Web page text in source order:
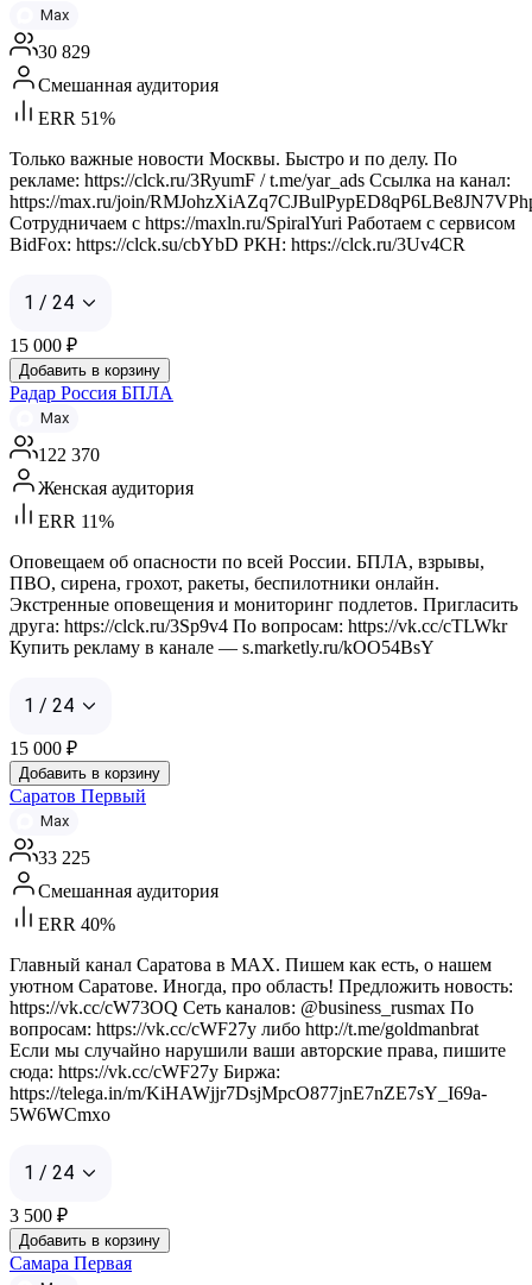
Max
30 829
Смешанная аудитория
ERR 51%
Только важные новости Москвы. Быстро и по делу. По
рекламе: https://clck.ru/3RyumF / t.me/yar_ads Ссылка на канал:
https://max.ru/join/
Сотрудничаем с https://maxln.ru/SpiralYuri Работаем с сервисом
BidFox: https://clck.su/cbYbD РКН: https://clck.ru/3Uv4CR
1 / 24
15 000 ₽
Добавить в корзину
Радар Россия БПЛА
Max
122 370
Женская аудитория
ERR 11%
Оповещаем об опасности по всей России. БПЛА, взрывы,
ПВО, сирена, грохот, ракеты, беспилотники онлайн.
Экстренные оповещения и мониторинг подлетов. Пригласить
друга: https://clck.ru/3Sp9v4 По вопросам: https://vk.cc/cTLWkr
Купить рекламу в канале — s.marketly.ru/kOO54BsY
1 / 24
15 000 ₽
Добавить в корзину
Саратов Первый
Max
33 225
Смешанная аудитория
ERR 40%
Главный канал Саратова в MAX. Пишем как есть, о нашем
уютном Саратове. Иногда, про область! Предложить новость:
https://vk.cc/cW73OQ Сеть каналов: @business_rusmax По
вопросам: https://vk.cc/cWF27y либо http://t.me/goldmanbrat
Если мы случайно нарушили ваши авторские права, пишите
сюда: https://vk.cc/cWF27y Биржа:
https://telega.in/m/KiHAWjjr7DsjMpcO877jnE7nZE7sY_I69a-
5W6WCmxo
1 / 24
3 500 ₽
Добавить в корзину
Самара Первая